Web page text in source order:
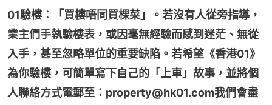
01驗樓︰「買樓唔同買棵菜」。若沒有人從旁指導，
業主們手執驗樓表，或因毫無經驗而感到迷茫、無從
入手，甚至忽略單位的重要缺陷。若希望《香港01》
為你驗樓，可簡單寫下自己的「上車」故事，並將個
人聯絡方式電郵至：property@hk01.com我們會盡